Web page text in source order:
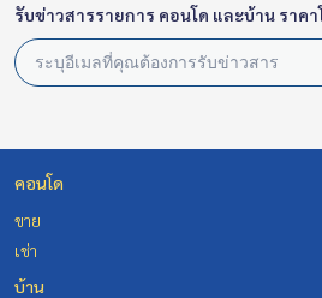
รับข่าวสารรายการ คอนโด และบ้าน ราคา
คอนโด
ขาย
เช่า
บ้าน